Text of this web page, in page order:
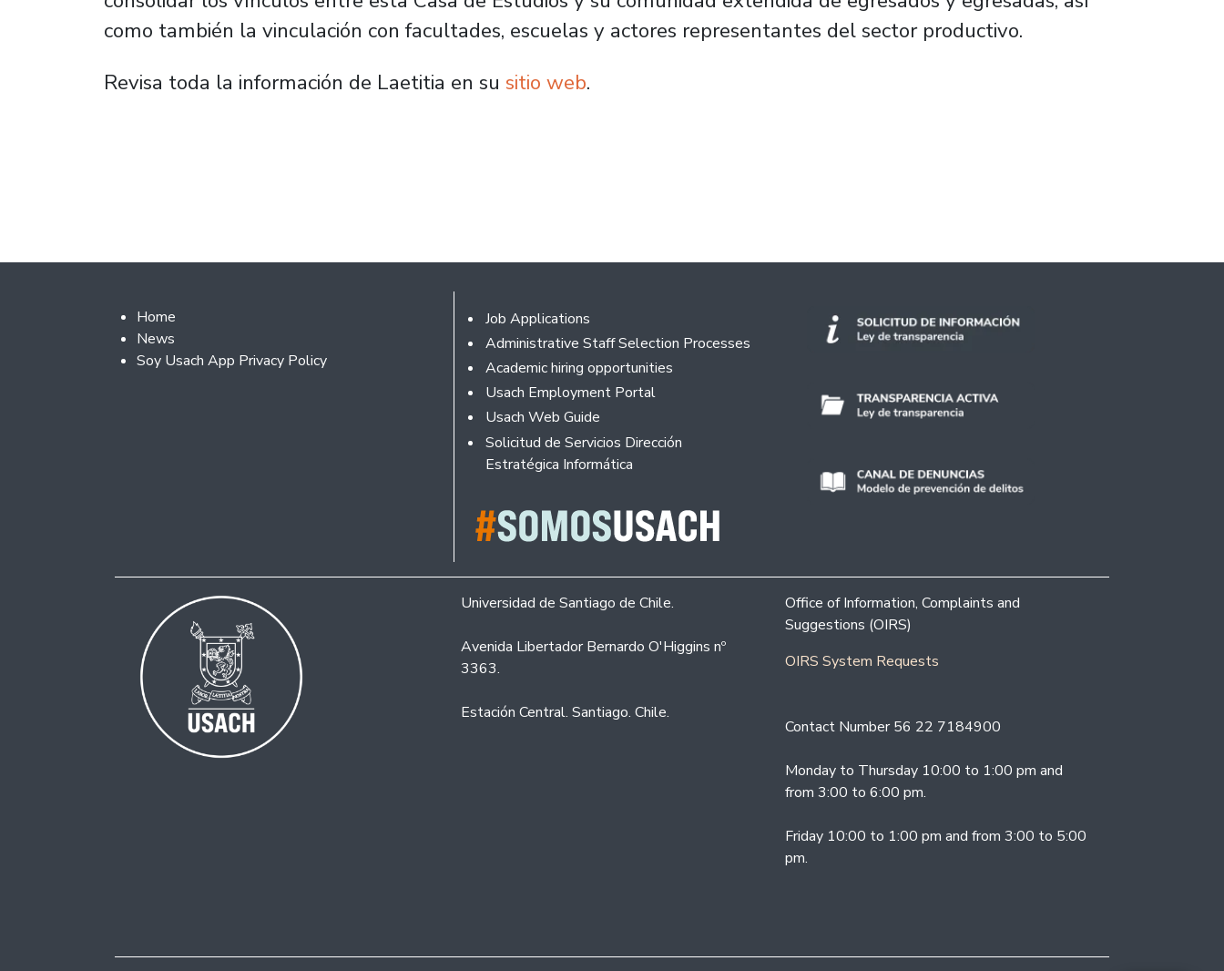
como también la vinculación con facultades, escuelas y actores representantes del sector productivo.
Revisa toda la información de Laetitia en su sitio web.
Footer 2
Home
News
Soy Usach App Privacy Policy
Footer
Job Applications
Administrative Staff Selection Processes
Academic hiring opportunities
Usach Employment Portal
Usach Web Guide
Solicitud de Servicios Dirección
Estratégica Informática
Universidad de Santiago de Chile.
Avenida Libertador Bernardo O'Higgins nº
3363.
Estación Central. Santiago. Chile.
Office of Information, Complaints and
Suggestions (OIRS)
OIRS System Requests
Contact Number 56 22 7184900
Monday to Thursday 10:00 to 1:00 pm and
from 3:00 to 6:00 pm.
Friday 10:00 to 1:00 pm and from 3:00 to 5:00
pm.